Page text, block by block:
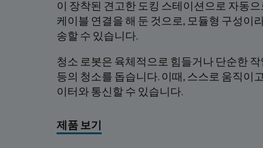
이 장착된 견고한 도킹 스테이션으로 자동으
케이블 연결을 해 둔 것으로, 모듈형 구성이
송할 수 있습니다.
청소 로봇은 육체적으로 힘들거나 단순한
등의 청소를 돕습니다. 이때, 스스로 움직이
이터와 통신할 수 있습니다.
제품 보기